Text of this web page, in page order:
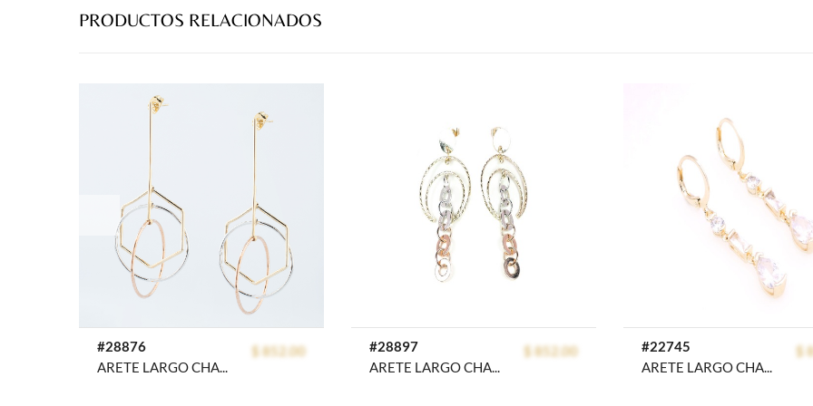
PRODUCTOS RELACIONADOS
#28876
$ 852.00
ARETE LARGO CHAPA FLORENTIME
#28897
$ 852.00
ARETE LARGO CHAPA FLORENTIME
#22745
$
ARETE LARGO CHAPA CRYSTIME